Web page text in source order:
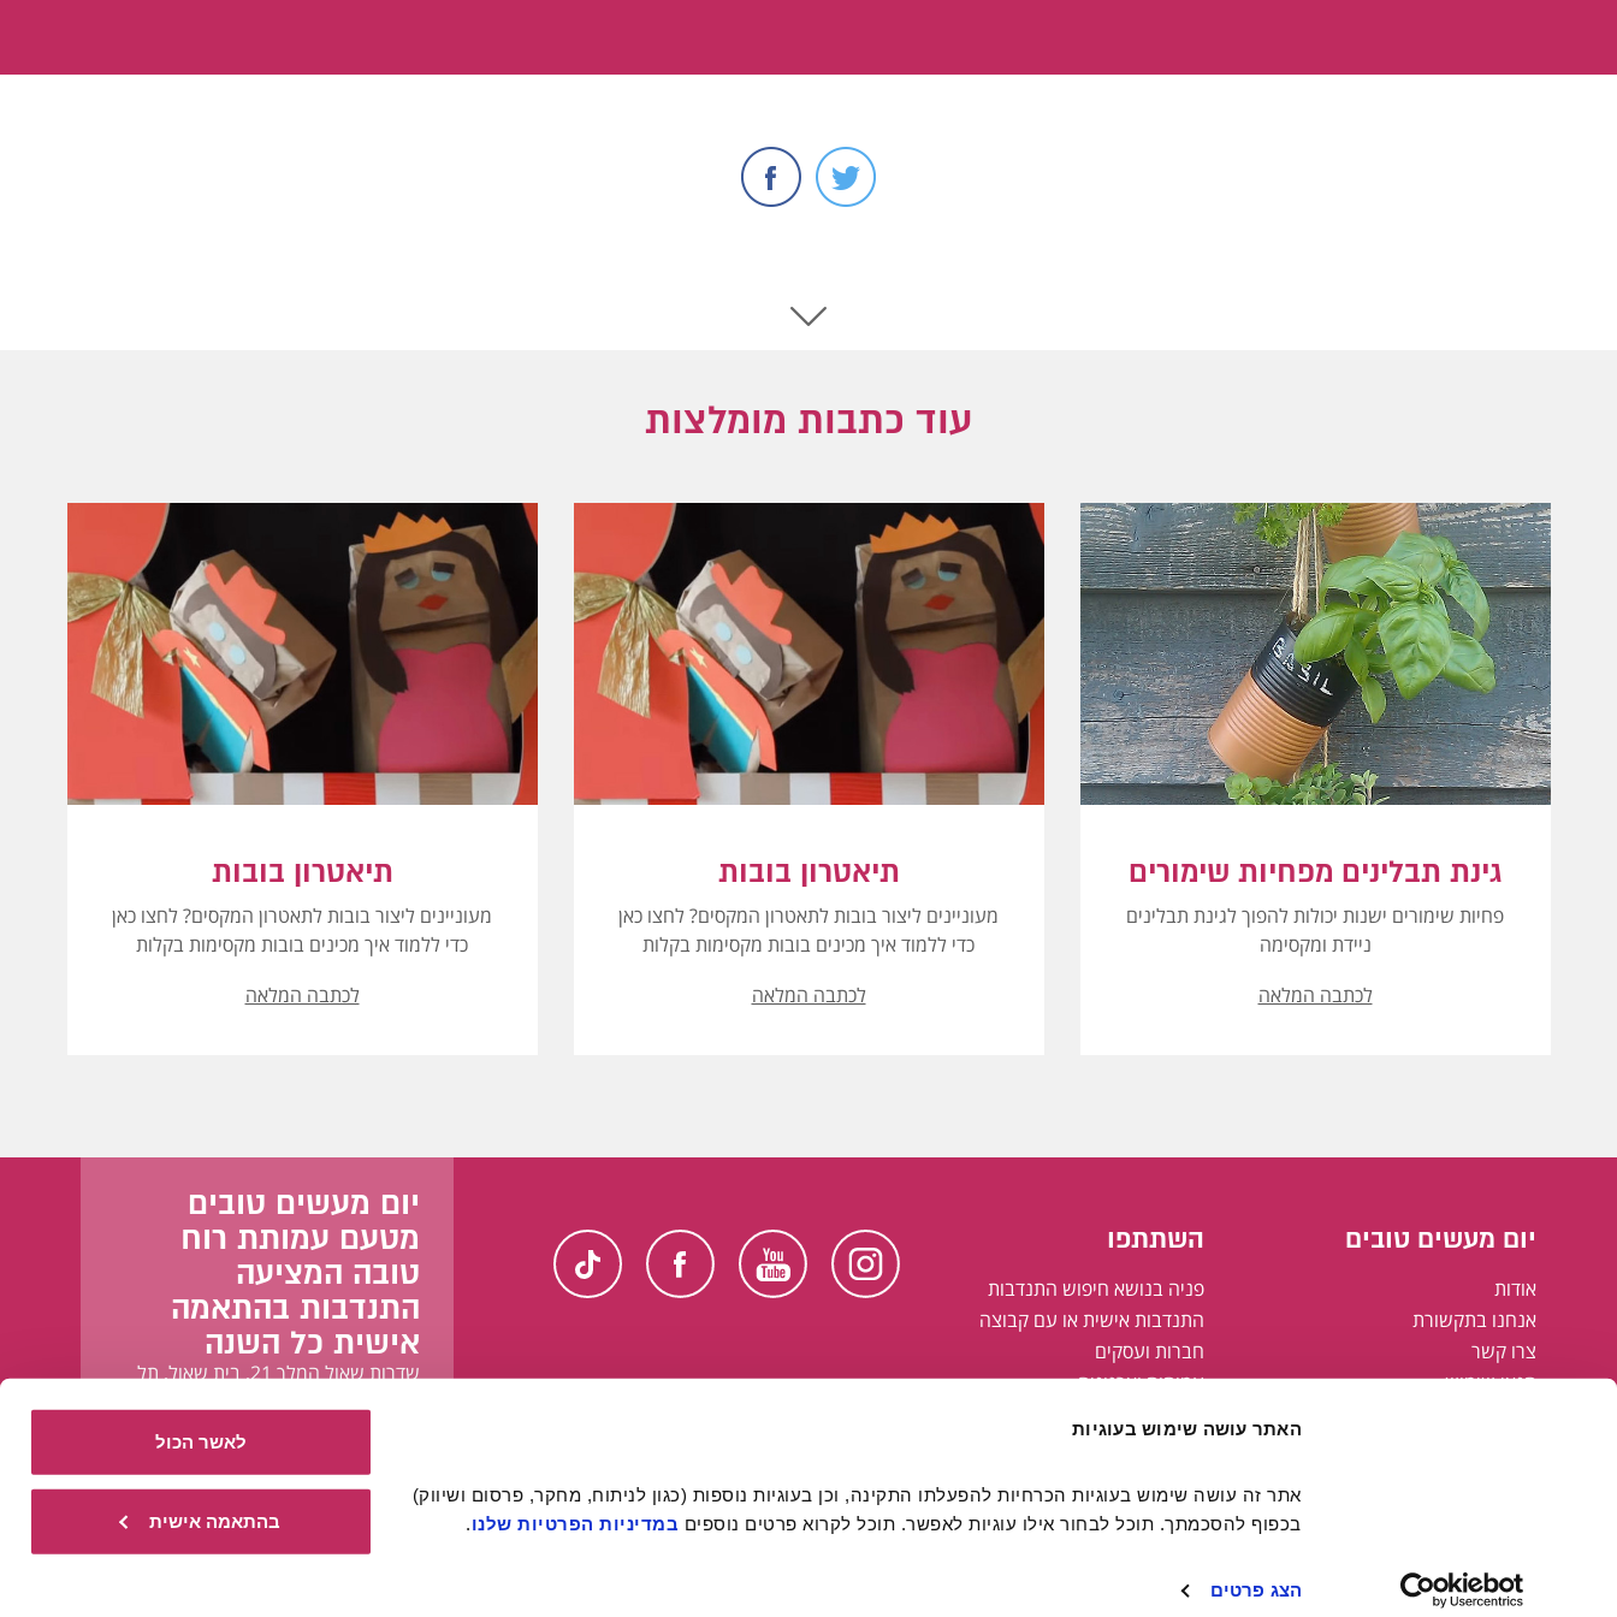
האתר עושה שימוש בעוגיות
בכפוף להסכמתך. תוכל לבחור אילו עוגיות לאפשר. תוכל לקרוא פרטים נוספים במדיניות הפרטיות שלנו.
הצג פרטים
לאשר הכול
בהתאמה אישית
עוד כתבות מומלצות
גינת תבלינים מפחיות שימורים
פחיות שימורים ישנות יכולות להפוך לגינת תבלינים
ניידת ומקסימה
לכתבה המלאה
תיאטרון בובות
מעוניינים ליצור בובות לתאטרון המקסים? לחצו כאן
כדי ללמוד איך מכינים בובות מקסימות בקלות
לכתבה המלאה
תיאטרון בובות
מעוניינים ליצור בובות לתאטרון המקסים? לחצו כאן
כדי ללמוד איך מכינים בובות מקסימות בקלות
לכתבה המלאה
יום מעשים טובים
אודות
אנחנו בתקשורת
צרו קשר
תנאי שימוש
FAMING#
השתתפו
פניה בנושא חיפוש התנדבות
התנדבות אישית או עם קבוצה
חברות ועסקים
עמותות וארגונים
יום מעשים טובים
מטעם עמותת רוח
טובה המציעה
התנדבות בהתאמה
אישית כל השנה
שדרות שאול המלך 21, בית שאול, תל